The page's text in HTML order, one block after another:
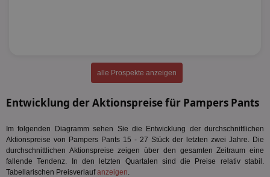
alle Prospekte anzeigen
Entwicklung der Aktionspreise für Pampers Pants
Im folgenden Diagramm sehen Sie die Entwicklung der durchschnittlichen
Aktionspreise von Pampers Pants 15 - 27 Stück der letzten zwei Jahre. Die
durchschnittlichen Aktionspreise zeigen über den gesamten Zeitraum eine
fallende Tendenz. In den letzten Quartalen sind die Preise relativ stabil.
Tabellarischen Preisverlaufanzeigen.